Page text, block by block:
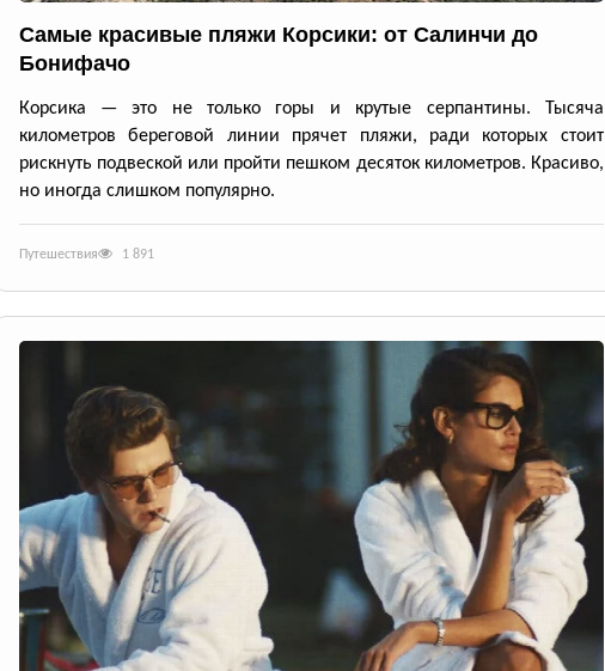
Самые красивые пляжи Корсики: от Салинчи до
Бонифачо
Корсика — это не только горы и крутые серпантины. Тысяча
километров береговой линии прячет пляжи, ради которых стоит
рискнуть подвеской или пройти пешком десяток километров. Красиво,
но иногда слишком популярно.
Путешествия 1 891